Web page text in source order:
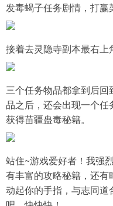
发毒蝎子任务剧情，打赢
接着去灵隐寺副本最右上
三个任务物品都拿到后
品之后，还会出现一个
获得苗疆蛊毒秘籍。
站住~游戏爱好者！我强
有丰富的攻略秘籍，还有
动起你的手指，与志同